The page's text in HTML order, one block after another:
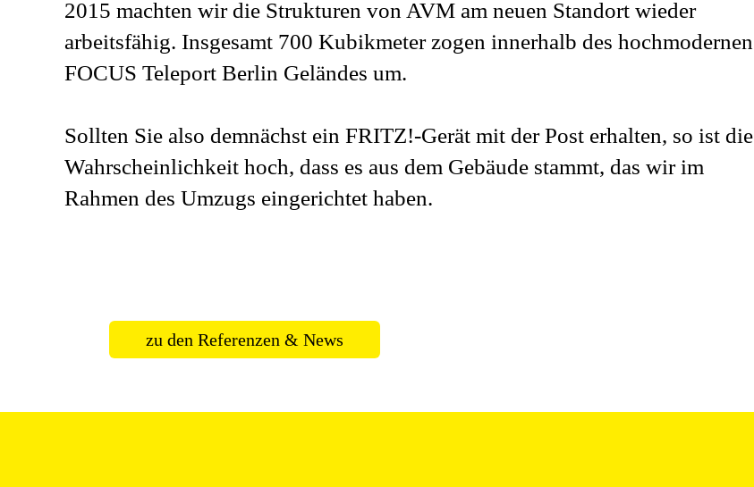
2015 machten wir die Strukturen von AVM am neuen Standort wieder
arbeitsfähig. Insgesamt 700 Kubikmeter zogen innerhalb des hochmodernen
FOCUS Teleport Berlin Geländes um.
Sollten Sie also demnächst ein FRITZ!-Gerät mit der Post erhalten, so ist die
Wahrscheinlichkeit hoch, dass es aus dem Gebäude stammt, das wir im
Rahmen des Umzugs eingerichtet haben.
zu den Referenzen & News